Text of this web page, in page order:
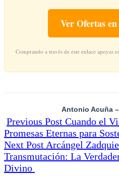
Ver Ofertas
Comprando a través de este enlace apoyas
Antonio Acuña
Previous Post Cuando el
Promesas Eternas para
Next Post Arcángel
Transmutación: La
Divino